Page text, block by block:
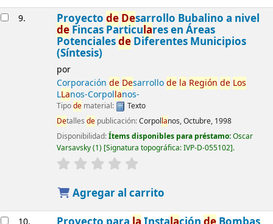
9. Proyecto de Desarrollo Bubalino a nivel
deFincas Particulares en Áreas
PotencialesdeDiferentes Municipios
(Síntesis)
por
Corporación de Desarrollode la Región de Los
LLanos-Corpollanos-
Tipodematerial:
Texto
Detalles depublicación:Corpollanos, Octubre, 1998
Disponibilidad:Ítems disponibles para préstamo:Oscar
Varsavsky(1) Signatura topográfica:IVP-D-055102 .
Agregar al carrito